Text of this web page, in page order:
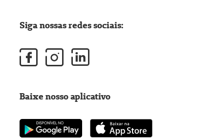
Siga nossas redes sociais:
Baixe nosso aplicativo